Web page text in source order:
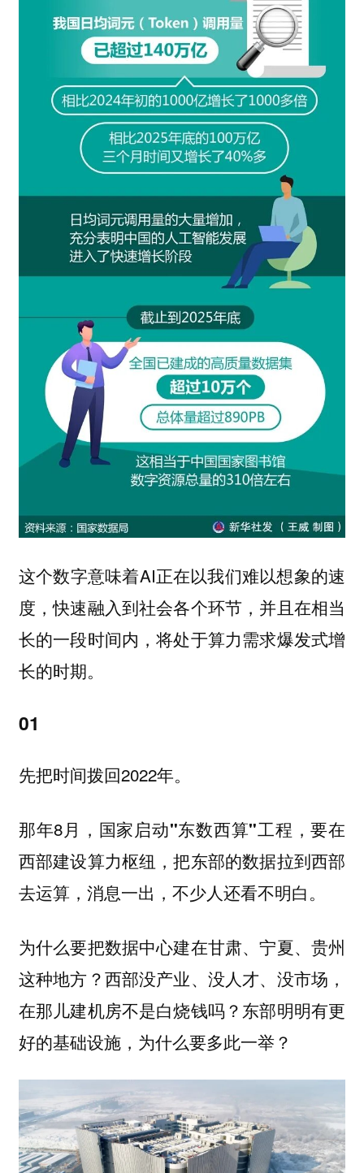
这个数字意味着AI正在以我们难以想象的速
度，快速融入到社会各个环节，并且在相当
长的一段时间内，将处于算力需求爆发式增
长的时期。
01
先把时间拨回2022年。
那年8月， 国家启动"东数西算"工程，要在
西部建设算力枢纽，把东部的数据拉到西部
去运算 ，消息一出，不少人还看不明白。
为什么要把数据中心建在甘肃、宁夏、贵州
这种地方？西部没产业、没人才、没市场，
在那儿建机房不是白烧钱吗？东部明明有更
好的基础设施，为什么要多此一举？